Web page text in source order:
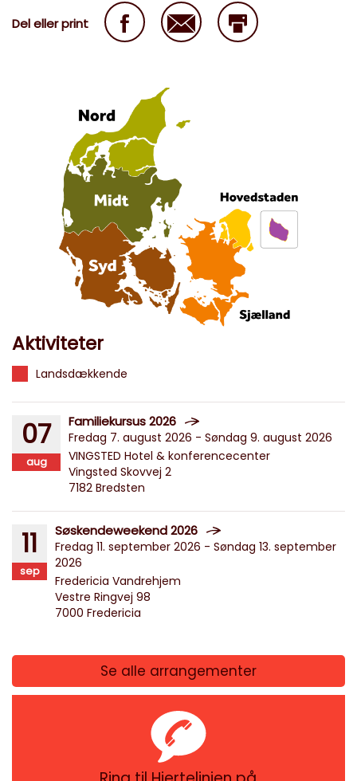
Del eller print
Aktiviteter
Landsdækkende
07
aug
Familiekursus 2026
Fredag 7. august 2026 - Søndag 9. august 2026
VINGSTED Hotel & konferencecenter
Vingsted Skovvej 2
7182 Bredsten
11
sep
Søskendeweekend 2026
Fredag 11. september 2026 - Søndag 13. september
2026
Fredericia Vandrehjem
Vestre Ringvej 98
7000 Fredericia
Se alle arrangementer